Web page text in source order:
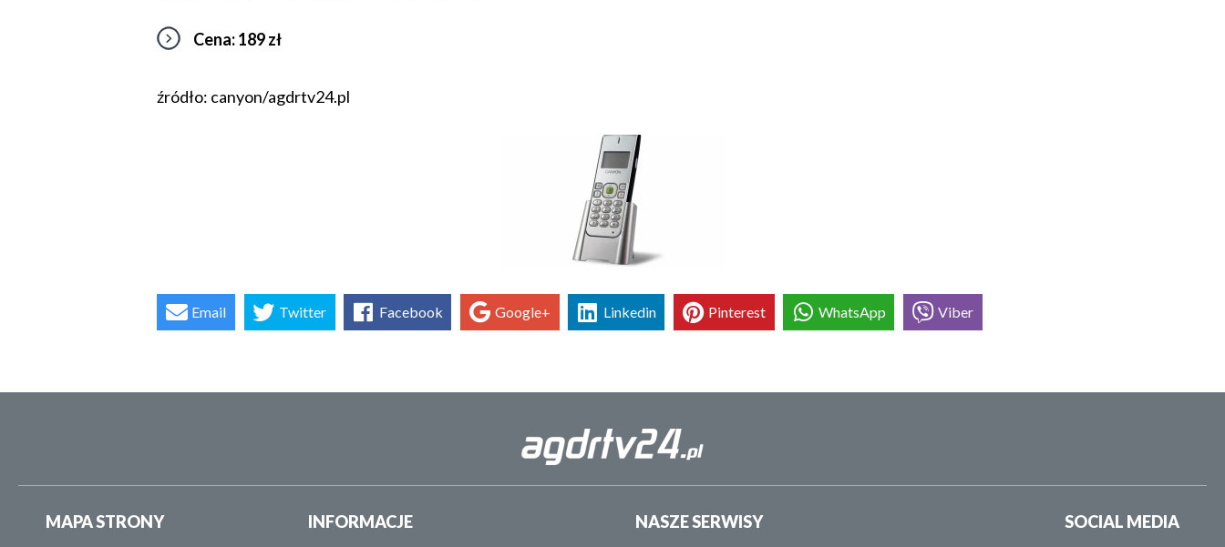
Cena: 189 zł
źródło: canyon/agdrtv24.pl
Email Twitter Facebook Google+ Linkedin Pinterest WhatsApp Viber
MAPA STRONY INFORMACJE NASZE SERWISY SOCIAL MEDIA